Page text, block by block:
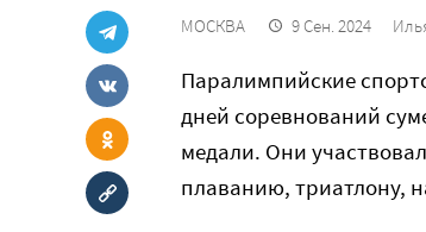
МОСКВА 9 Сен. 2024
Паралимпийские
дней соревнований
медали. Они
плаванию, триатлону,